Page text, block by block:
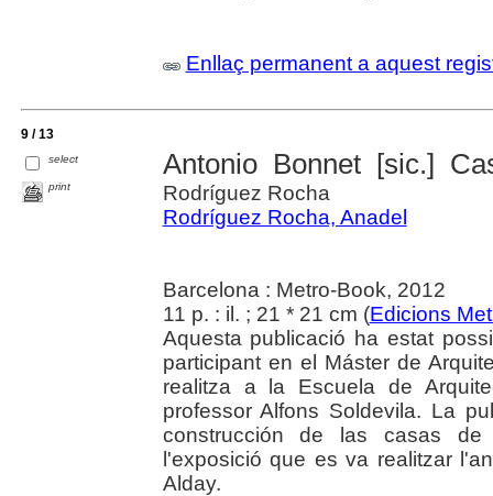
Enllaç permanent a aquest
9 / 13
select
print
Antonio Bonnet [sic.]
Rodríguez Rocha
Rodríguez Rocha, Anadel
Barcelona : Metro-Book, 2012
11 p. : il. ; 21 * 21 cm (Edicions
Aquesta publicació ha estat
participant en el Máster de
realitza a la Escuela de
professor Alfons Soldevila. La
construcción de las casas
l'exposició que es va realitzar
Alday.